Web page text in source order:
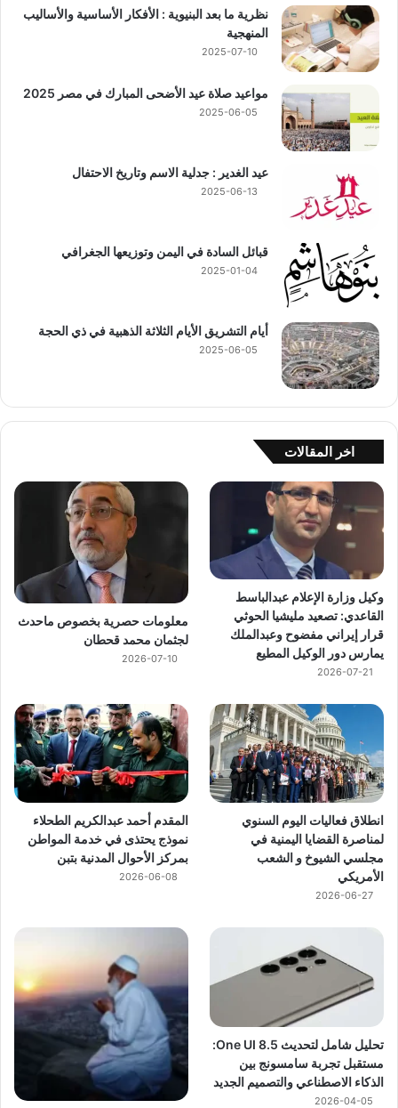
نظرية ما بعد البنيوية : الأفكار الأساسية والأساليب
المنهجية
2025-07-10
مواعيد صلاة عيد الأضحى المبارك في مصر 2025
2025-06-05
عيد الغدير : جدلية الاسم وتاريخ الاحتفال
2025-06-13
قبائل السادة في اليمن وتوزيعها الجغرافي
2025-01-04
أيام التشريق الأيام الثلاثة الذهبية في ذي الحجة
2025-06-05
اخر المقالات
وكيل وزارة الإعلام عبدالباسط
القاعدي: تصعيد مليشيا الحوثي
قرار إيراني مفضوح وعبدالملك
يمارس دور الوكيل المطيع
2026-07-21
معلومات حصرية بخصوص ماحدث
لجثمان محمد قحطان
2026-07-10
انطلاق فعاليات اليوم السنوي
لمناصرة القضايا اليمنية في
مجلسي الشيوخ و الشعب
الأمريكي
2026-06-27
المقدم أحمد عبدالكريم الطحلاء
نموذج يحتذى في خدمة المواطن
بمركز الأحوال المدنية بتبن
2026-06-08
تحليل شامل لتحديث One UI 8.5:
مستقبل تجربة سامسونج بين
الذكاء الاصطناعي والتصميم الجديد
2026-04-05